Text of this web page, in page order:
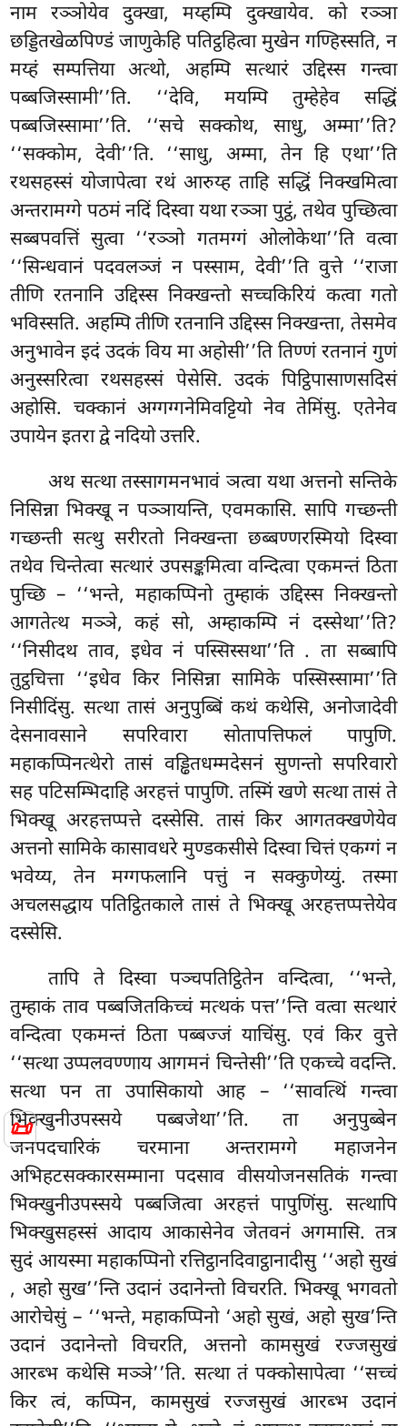
📜
नाम रञ्ञोयेव दुक्खा, मय्हम्पि दुक्खायेव. को रञ्ञा
छड्डितखेळपिण्डं जाणुकेहि पतिट्ठहित्वा मुखेन गण्हिस्सति, न
मय्हं सम्पत्तिया अत्थो, अहम्पि सत्थारं उद्दिस्स गन्त्वा
पब्बजिस्सामी’’ति. ‘‘देवि, मयम्पि तुम्हेहेव सद्धिं
पब्बजिस्सामा’’ति. ‘‘सचे सक्कोथ, साधु, अम्मा’’ति?
‘‘सक्कोम, देवी’’ति. ‘‘साधु, अम्मा, तेनहि एथा’’ति
रथसहस्सं योजापेत्वा रथं आरुय्ह ताहि सद्धिं निक्खमित्वा
अन्तरामग्गे पठमं नदिं दिस्वा यथा रञ्ञा पुट्ठं, तथेव पुच्छित्वा
सब्बपवत्तिं सुत्वा ‘‘रञ्ञो गतमग्गं ओलोकेथा’’ति वत्वा
‘‘सिन्धवानं पदवलञ्जं न पस्साम, देवी’’ति वुत्ते ‘‘राजा
तीणि रतनानि उद्दिस्स निक्खन्तो सच्चकिरियं कत्वा गतो
भविस्सति. अहम्पि तीणि रतनानि उद्दिस्स निक्खन्ता, तेसमेव
अनुभावेन इदं उदकं विय मा अहोसी’’तितिण्णं रतनानं गुणं
अनुस्सरित्वा रथसहस्सं पेसेसि. उदकं पिट्ठिपासाणसदिसं
अहोसि. चक्कानं अग्गग्गनेमिवट्टियो नेव तेमिंसु. एतेनेव
उपायेन इतरा द्वे नदियो उत्तरि.
अथ सत्था तस्सागमनभावं ञत्वा यथा अत्तनो सन्तिके
निसिन्ना भिक्खू न पञ्ञायन्ति, एवमकासि. सापि गच्छन्ती
गच्छन्ती सत्थु सरीरतो निक्खन्ता छब्बण्णरस्मियो दिस्वा
तथेव चिन्तेत्वा सत्थारं उपसङ्कमित्वा वन्दित्वा एकमन्तं ठिता
पुच्छि – ‘‘भन्ते, महाकप्पिनो तुम्हाकं उद्दिस्स निक्खन्तो
आगतेत्थ मञ्ञे, कहं सो, अम्हाकम्पि नं दस्सेथा’’ति?
‘‘निसीदथ ताव, इधेव नं पस्सिस्सथा’’ति . ता सब्बापि
तुट्ठचित्ता ‘‘इधेव किर निसिन्ना सामिके पस्सिस्सामा’’ति
निसीदिंसु. सत्था तासं अनुपुब्बिं कथं कथेसि, अनोजादेवी
देसनावसाने सपरिवारा सोतापत्तिफलं पापुणि.
महाकप्पिनत्थेरो तासं वड्ढितधम्मदेसनं सुणन्तो सपरिवारो
सह पटिसम्भिदाहि अरहत्तं पापुणि. तस्मिं खणे सत्था तासं ते
भिक्खू अरहत्तप्पत्ते दस्सेसि. तासं किर आगतक्खणेयेव
अत्तनो सामिके कासावधरे मुण्डकसीसे दिस्वा चित्तं एकग्गं न
भवेय्य, तेन मग्गफलानि पत्तुं न सक्कुणेय्युं. तस्मा
अचलसद्धाय पतिट्ठितकाले तासं ते भिक्खू अरहत्तप्पत्तेयेव
दस्सेसि.
तापि ते दिस्वा पञ्चपतिट्ठितेन वन्दित्वा, ‘‘भन्ते,
तुम्हाकं ताव पब्बजितकिच्चं मत्थकं पत्त’’न्ति वत्वा सत्थारं
वन्दित्वा एकमन्तं ठिता पब्बज्जं याचिंसु. एवं किर वुत्ते
‘‘सत्था उप्पलवण्णाय आगमनं चिन्तेसी’’ति एकच्चे वदन्ति.
सत्था पन ता उपासिकायो आह – ‘‘सावत्थिं गन्त्वा
भिक्खुनीउपस्सये पब्बजेथा’’ति. ता अनुपुब्बेन
जनपदचारिकं चरमाना अन्तरामग्गे महाजनेन
अभिहटसक्कारसम्माना पदसाव वीसयोजनसतिकं गन्त्वा
भिक्खुनीउपस्सये पब्बजित्वा अरहत्तं पापुणिंसु. सत्थापि
भिक्खुसहस्सं आदाय आकासेनेव जेतवनं अगमासि. तत्र
सुदं आयस्मा महाकप्पिनो रत्तिट्ठानदिवाट्ठानादीसु ‘‘अहो सुखं
, अहो सुख’’न्ति उदानं उदानेन्तो विचरति. भिक्खू भगवतो
आरोचेसुं – ‘‘भन्ते, महाकप्पिनो ‘अहो सुखं, अहो सुख’न्ति
उदानं उदानेन्तो विचरति, अत्तनो कामसुखं रज्जसुखं
आरब्भ कथेसि मञ्ञे’’ति. सत्था तं पक्कोसापेत्वा ‘‘सच्चं
किर त्वं, कप्पिन, कामसुखं रज्जसुखं आरब्भ उदानं